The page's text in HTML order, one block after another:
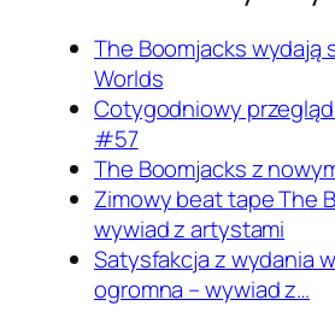
The Boomjacks wydają
Worlds
Cotygodniowy
#57
The Boomjacks z
Zimowy beat tape The
wywiad z artystami
Satysfakcja z wydania
ogromna – wywiad z…